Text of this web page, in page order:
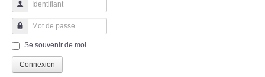
Identifiant
Mot de passe
Se souvenir de moi
Connexion